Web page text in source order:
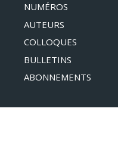
NUMÉROS
AUTEURS
COLLOQUES
BULLETINS
ABONNEMENTS